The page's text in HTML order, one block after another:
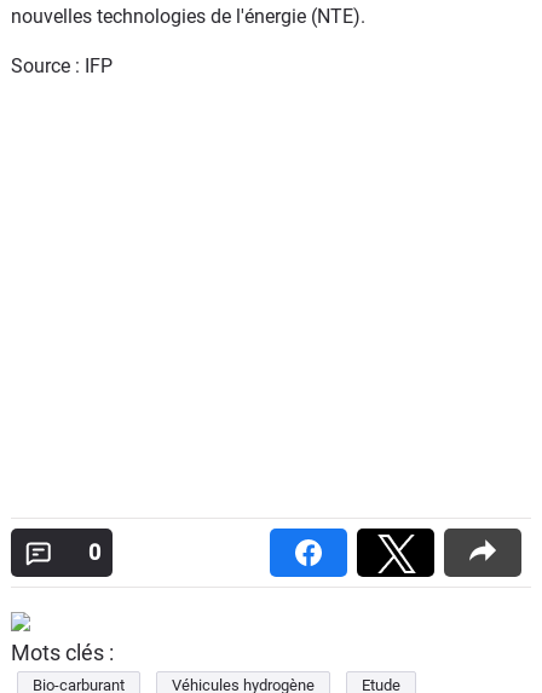
nouvelles technologies de l'énergie (NTE).
Source : IFP
0
Mots clés :
Bio-carburant Véhicules hydrogène
Etude